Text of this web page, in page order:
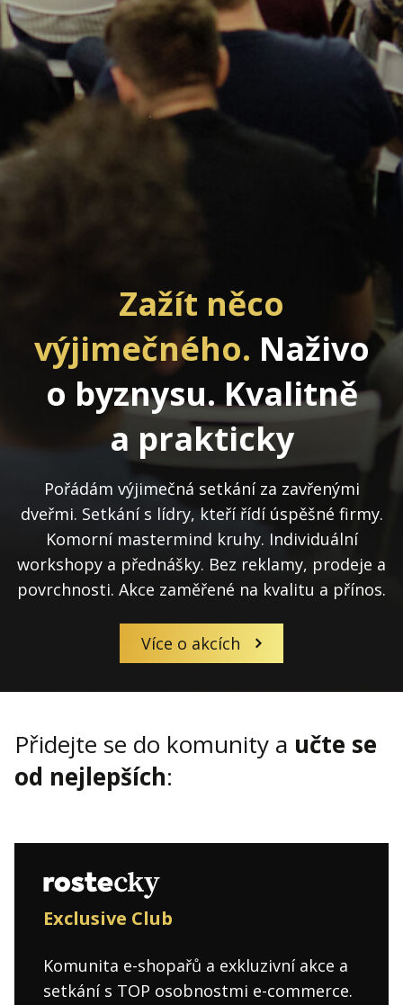
Zažít něco
výjimečného. Naživo
o byznysu. Kvalitně
a prakticky
Pořádám výjimečná setkání za zavřenými
dveřmi. Setkání s lídry, kteří řídí úspěšné firmy.
Komorní mastermind kruhy. Individuální
workshopy a přednášky. Bez reklamy, prodeje a
povrchnosti. Akce zaměřené na kvalitu a přínos.
Více o akcích
Přidejte se do komunity a učte se
od nejlepších:
Exclusive Club
Komunita e-shopařů a exkluzivní akce a
setkání s TOP osobnostmi e-commerce.